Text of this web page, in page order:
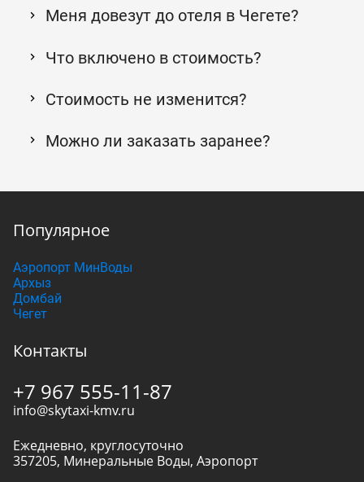
Меня довезут до отеля в Чегете?
Что включено в стоимость?
Стоимость не изменится?
Можно ли заказать заранее?
Популярное
Аэропорт МинВоды
Архыз
Домбай
Чегет
Контакты
+7 967 555-11-87
info@skytaxi-kmv.ru
Ежедневно, круглосуточно
357205, Минеральные Воды, Аэропорт